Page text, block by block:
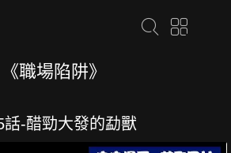
《職場陷阱》
話-醋勁大發的勐獸